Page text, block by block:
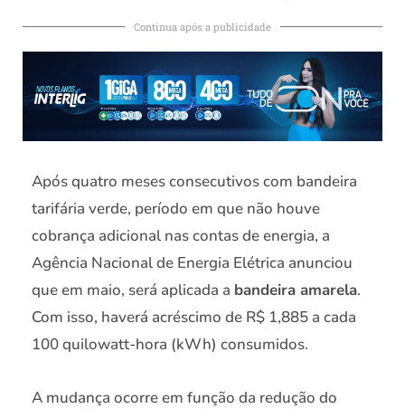
Continua após a publicidade
Após quatro meses consecutivos com bandeira
tarifária verde, período em que não houve
cobrança adicional nas contas de energia, a
Agência Nacional de Energia Elétrica anunciou
que em maio, será aplicada a bandeira amarela.
Com isso, haverá acréscimo de R$ 1,885 a cada
100 quilowatt-hora (kWh) consumidos.
A mudança ocorre em função da redução do